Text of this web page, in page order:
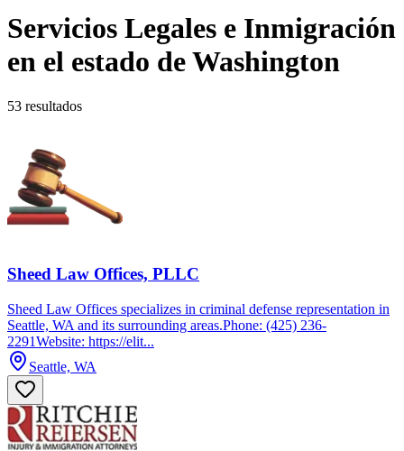
Servicios Legales e Inmigración
en el estado de Washington
53 resultados
Sheed Law Offices, PLLC
Sheed Law Offices specializes in criminal defense representation in
Seattle, WA and its surrounding areas.Phone: (425) 236-
2291Website: https://elit...
Seattle, WA